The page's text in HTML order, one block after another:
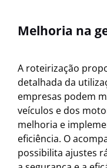
Melhoria na
A roteirização
detalhada da
empresas podem
veículos e dos
melhoria e
eficiência. O
possibilita ajustes